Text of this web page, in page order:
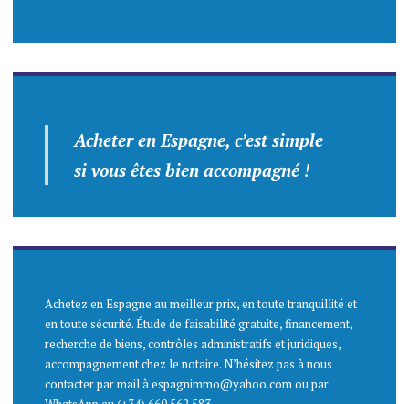
Acheter en Espagne, c’est simple
si vous êtes bien accompagné!
Achetez en Espagne au meilleur prix, en toute tranquillité et
en toute sécurité. Étude de faisabilité gratuite, financement,
recherche de biens, contrôles administratifs et juridiques,
accompagnement chez le notaire. N’hésitez pas à nous
contacter par mail à espagnimmo@yahoo.com ou par